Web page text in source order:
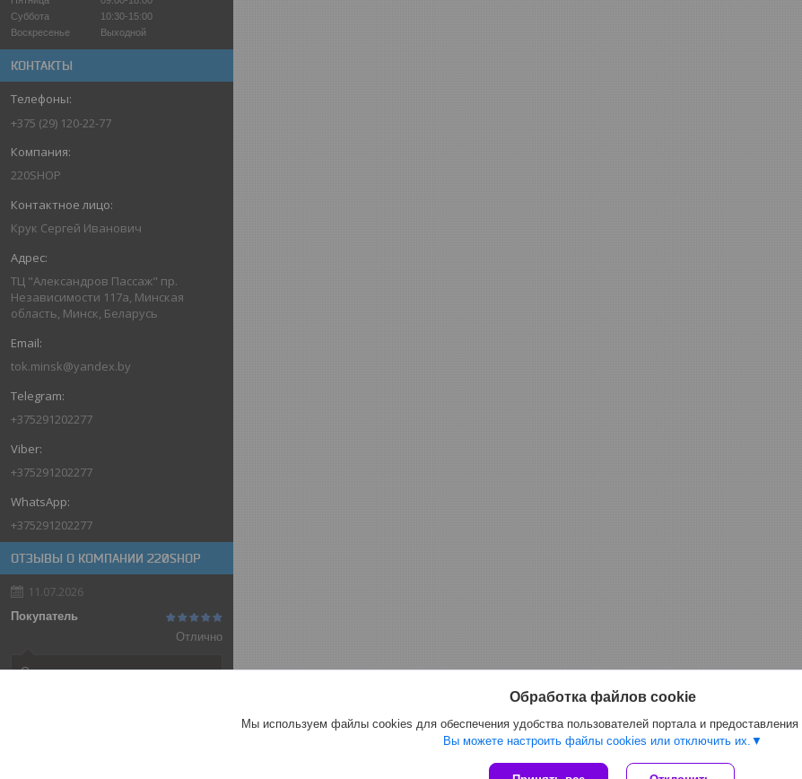
Суббота
10:30-15:00
Воскресенье
Выходной
КОНТАКТЫ
+375 (29) 120-22-77
220SHOP
Крук Сергей Иванович
ТЦ "Александров Пассаж" пр.
Независимости 117а, Минская
область, Минск, Беларусь
tok.minsk@yandex.by
+375291202277
+375291202277
+375291202277
ОТЗЫВЫ О КОМПАНИИ 220SHOP
11.07.2026
Покупатель
Отлично
Оригинальные товары автоматов
Обработка файлов cookie
Мы используем файлы cookies для обеспечения удобства пользователей портала и
Вы можете настроить файлы cookies или отключить их.